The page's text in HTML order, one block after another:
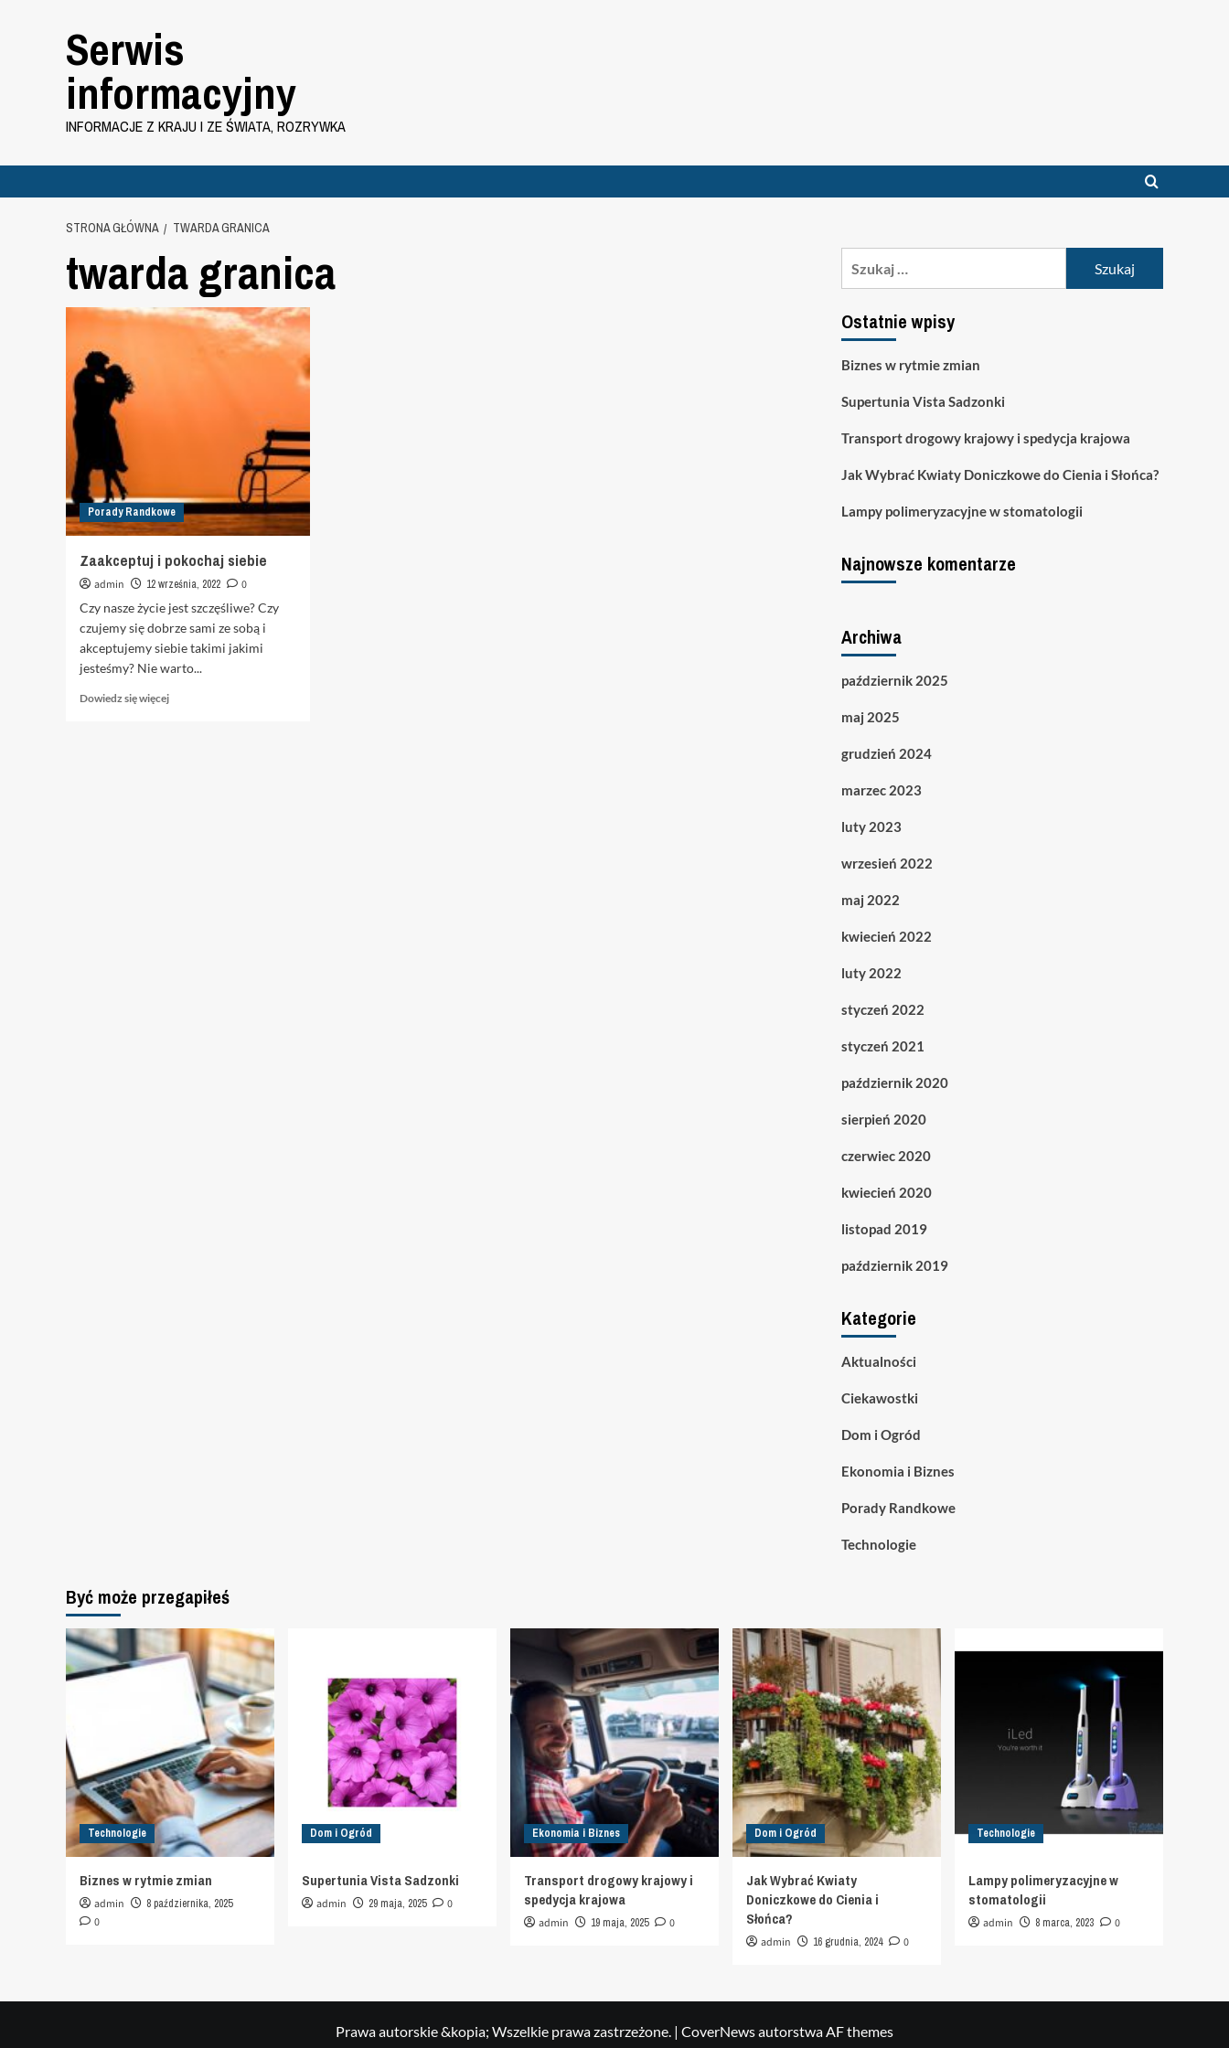
Serwis
informacyjny
INFORMACJE Z KRAJU I ZE ŚWIATA, ROZRYWKA
STRONA GŁÓWNA TWARDA GRANICA
twarda granica
Porady Randkowe
Zaakceptuj i pokochaj siebie
admin 12 września, 2022
0
Czy nasze życie jest szczęśliwe? Czy
czujemy się dobrze sami ze sobą i
akceptujemy siebie takimi jakimi
jesteśmy? Nie warto...
Dowiedz się więcejDowiedz
Ostatnie wpisy
Biznes w rytmie zmian
Supertunia Vista Sadzonki
Transport drogowy krajowy i spedycja krajowa
Jak Wybrać Kwiaty Doniczkowe do Cienia i Słońca?
Lampy polimeryzacyjne w stomatologii
Najnowsze komentarze
Archiwa
październik 2025
maj 2025
grudzień 2024
marzec 2023
luty 2023
wrzesień 2022
maj 2022
kwiecień 2022
luty 2022
styczeń 2022
styczeń 2021
październik 2020
sierpień 2020
czerwiec 2020
kwiecień 2020
listopad 2019
październik 2019
Kategorie
Aktualności
Ciekawostki
Dom i Ogród
Ekonomia i Biznes
Porady Randkowe
Technologie
Być może przegapiłeś
Technologie
Biznes w rytmie zmian
admin 8 października, 2025
0
Dom i Ogród
Supertunia Vista Sadzonki
admin 29 maja, 2025 0
Ekonomia i Biznes
Transport drogowy krajowy i
spedycja krajowa
admin 19 maja, 2025 0
Dom i Ogród
Jak Wybrać Kwiaty
Doniczkowe do Cienia i
Słońca?
admin 16 grudnia, 2024 0
Technologie
Lampy polimeryzacyjne w
stomatologii
admin 8 marca, 2023 0
Prawa autorskie &kopia; Wszelkie prawa zastrzeżone. | CoverNewsautorstwa AF themes